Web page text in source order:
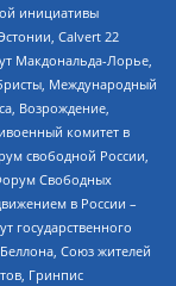
инициативы
Calvert 22
Макдональда-Лорье,
Международный
Возрождение,
комитет в
свободной России,
Свободных
в России –
государственного
Союз жителей
Гринпис